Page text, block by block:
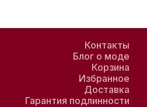
Контакты
Блог о моде
Корзина
Избранное
Доставка
Гарантия подлинности